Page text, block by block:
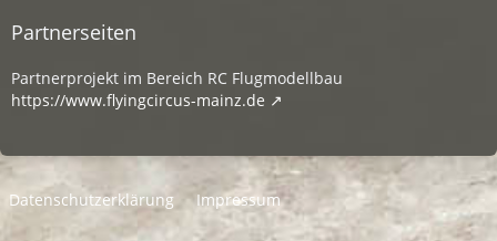
Partnerseiten
Partnerprojekt im Bereich RC Flugmodellbau
https://www.flyingcircus-mainz.de
Datenschutzerklärung Impressum